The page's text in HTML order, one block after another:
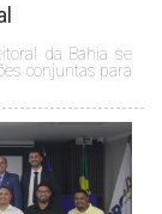
da Bahia se
conjuntas para